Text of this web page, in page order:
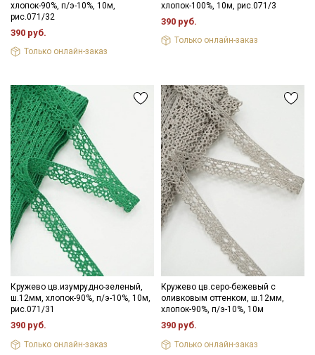
хлопок-90%, п/э-10%, 10м,
рис.071/32
390 руб.
Только онлайн-заказ
хлопок-100%, 10м, рис.071/3
390 руб.
Только онлайн-заказ
Кружево цв.изумрудно-зеленый,
ш.12мм, хлопок-90%, п/э-10%, 10м,
рис.071/31
390 руб.
Только онлайн-заказ
Кружево цв.серо-бежевый с
оливковым оттенком, ш.12мм,
хлопок-90%, п/э-10%, 10м
390 руб.
Только онлайн-заказ